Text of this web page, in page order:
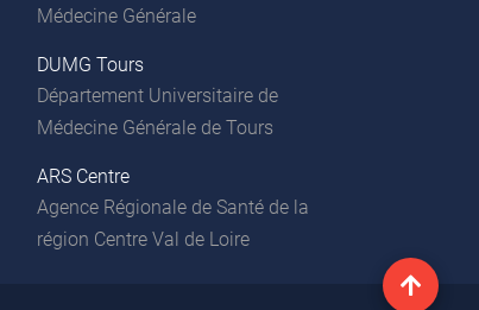
Médecine Générale
DUMG Tours
Département Universitaire de
Médecine Générale de Tours
ARS Centre
Agence Régionale de Santé de la
région Centre Val de Loire